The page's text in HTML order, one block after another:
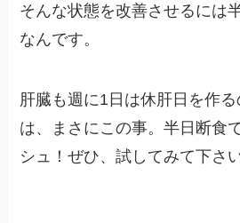
そんな状態を改善させるには
なんです。
肝臓も週に1日は休肝日を作
は、まさにこの事。半日断食
シュ！ぜひ、試してみて下さい